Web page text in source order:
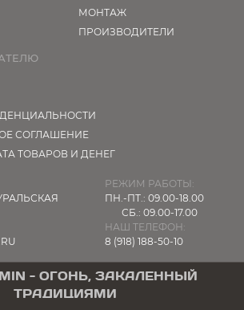
МОНТАЖ
ПРОИЗВОДИТЕЛИ
СОГЛАШЕНИЕ
ТОВАРОВ И ДЕНЕГ
РЕЖИМ РАБОТЫ:
ПН.-ПТ.: 09.00-18.00
СБ.: 09.00-17.00
НАШ ТЕЛЕФОН:
8 (918) 188-50-10
- ОГОНЬ, ЗАКАЛЕННЫЙ
ТРАДИЦИЯМИ